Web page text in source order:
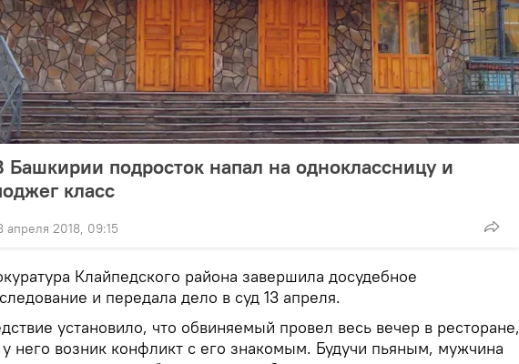
Башкирии подросток напал на одноклассницу и
класс
апреля 2018, 09:15
Клайпедского района завершила досудебное
и передала дело в суд 13 апреля.
установило, что обвиняемый провел весь вечер в ресторане,
у него возник конфликт с его знакомым. Будучи пьяным, мужчина